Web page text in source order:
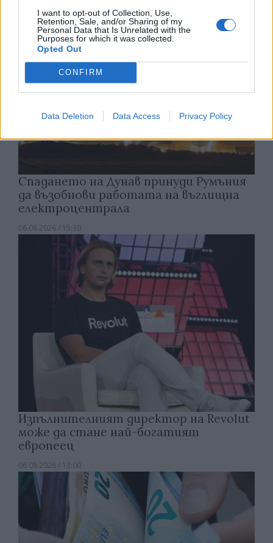
I want to opt-out of Collection, Use,
Retention, Sale, and/or Sharing of my
Personal Data that Is Unrelated with the
Purposes for which it was collected.
Opted Out
CONFIRM
Data Deletion Data Access Privacy Policy
Спадането на Дунав принуди Румъния
да възобнови работата на въглищна
електроцентрала
06.08.2026 / 15:30
Изпълнителният директор на Revolut
може да стане най-богатият
европеец
06.08.2026 / 13:00